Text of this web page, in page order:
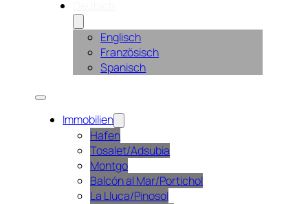
Englisch
Französisch
Spanisch
Immobilien
Hafen
Tosalet/Adsubia
Montgo
Balcón al Mar/Portichol
La Lluca/Pinosol